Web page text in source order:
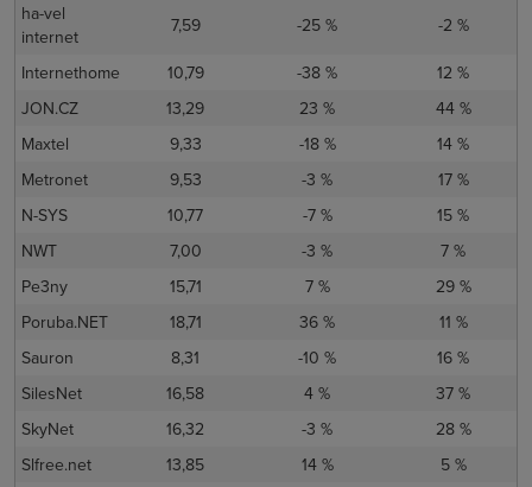
ha-vel
internet
7,59 -25 %
-2 %
Internethome
10,79 -38 %
12 %
JON.CZ
13,29 23 %
44 %
Maxtel
9,33 -18 %
14 %
Metronet
9,53 -3 %
17 %
N-SYS
10,77 -7 %
15 %
NWT
7,00 -3 %
7 %
Pe3ny
15,71 7 %
29 %
Poruba.NET
18,71 36 %
11 %
Sauron
8,31 -10 %
16 %
SilesNet
16,58 4 %
37 %
SkyNet
16,32 -3 %
28 %
Slfree.net
13,85 14 %
5 %